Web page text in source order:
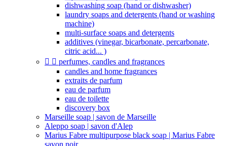
dishwashing soap (hand or dishwasher)
laundry soaps and detergents (hand or washing
machine)
multi-surface soaps and detergents
additives (vinegar, bicarbonate, percarbonate,
citric acid... )
  perfumes, candles and fragrances
candles and home fragrances
extraits de parfum
eau de parfum
eau de toilette
discovery box
Marseille soap | savon de Marseille
Aleppo soap | savon d'Alep
Marius Fabre multipurpose black soap | Marius Fabre
savon noir